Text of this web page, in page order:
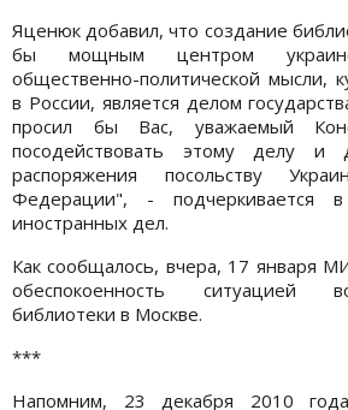
Яценюк добавил, что создание
бы мощным центром
общественно-политической мысли,
в России, является делом
просил бы Вас, уважаемый
посодействовать этому делу и
распоряжения посольству
Федерации", - подчеркивается
иностранных дел.
Как сообщалось, вчера, 17 января
обеспокоенность ситуацией
библиотеки в Москве.
***
Напомним, 23 декабря 2010